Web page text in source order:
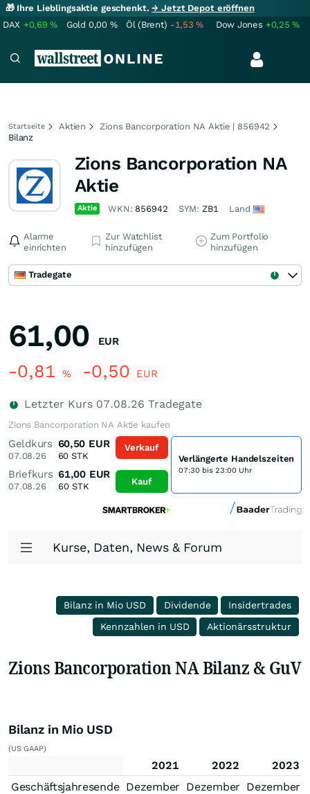
🎁 Ihre Lieblingsaktie geschenkt.→ Jetzt Depot eröffnen
DAX +0,69% Gold 0,00 % Öl (Brent) -1,53% Dow Jones +0,25%
Startseite Aktien
Zions Bancorporation NA Aktie | 856942
Bilanz
Zions Bancorporation NA
Aktie
Aktie WKN: 856942 SYM: ZB1 Land
Alarme
einrichten
Zur Watchlist
hinzufügen
Zum Portfolio
hinzufügen
Tradegate
61,00 EUR
-0,81 % -0,50 EUR
Letzter Kurs 07.08.26 Tradegate
Zions Bancorporation NA Aktie kaufen
Geldkurs
07.08.26
60,50 EUR
60 STK
Briefkurs
07.08.26
61,00 EUR
60 STK
Verkauf
Kauf
Verlängerte Handelszeiten
07:30 bis 23:00 Uhr
Kurse, Daten, News & Forum
Bilanz in Mio USD Dividende
Insidertrades
Kennzahlen in USD
Aktionärsstruktur
Zions Bancorporation NA Bilanz & GuV
Bilanz in Mio USD
(US GAAP)
2021 2022
2023
Geschäftsjahresende Dezember Dezember Dezember